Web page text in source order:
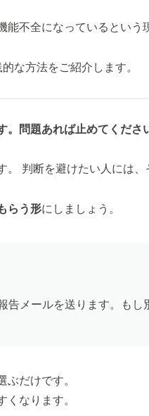
不全になっているという
な方法をご紹介します。
。問題あれば止めてくださ
判断を避けたい人には
らう形にしましょう。
メールを送ります。も
だけです。
くなります。